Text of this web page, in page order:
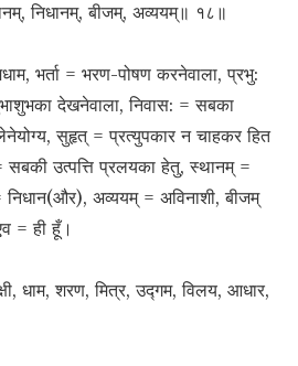
निधानम्, बीजम्, अव्ययम्॥ १८॥
भर्ता = भरण-पोषण करनेवाला, प्रभु:
देखनेवाला, निवास: = सबका
सुहृत् = प्रत्युपकार न चाहकर हित
उत्पत्ति प्रलयका हेतु, स्थानम् =
निधान(और), अव्ययम् = अविनाशी, बीजम्
= ही हूँ।
धाम, शरण, मित्र, उद्गम, विलय, आधार,